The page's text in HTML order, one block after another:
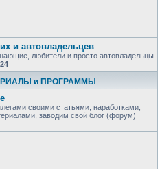
и автовладельцев
любители и просто автовладельцы
и ПРОГРАММЫ
своими статьями, наработками,
заводим свой блог (форум)